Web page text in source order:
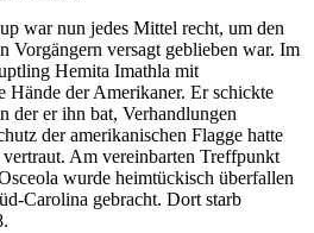
war nun jedes Mittel recht, um den
Vorgängern versagt geblieben war. Im
Hemita Imathla mit
der Amerikaner. Er schickte
der er ihn bat, Verhandlungen
der amerikanischen Flagge hatte
vertraut. Am vereinbarten Treffpunkt
wurde heimtückisch überfallen
Carolina gebracht. Dort starb